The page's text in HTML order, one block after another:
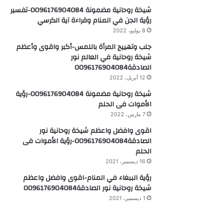
شيخة روحانية مضمونة 0096176904084-تفسير
رؤية الجن في المنام وقراءة آية الكرسي
8 يوليو، 2022
جلب وتهييج المرأة باللمس-أكبر واقوى وأعظم
شيخة روحانية في العالم نور
الصادقة0096176904084
12 أبريل، 2022
شيخة روحانية مضمونة 0096176904084-رؤية
الأموات فى الحلم
7 مارس، 2022
اقوى وافضل واعظم شيخة روحانية نور
الصادقة0096176904084-رؤية الأموات فى
الحلم
16 ديسمبر، 2021
رؤية الببغاء في المنام-اقوى وافضل واعظم
شيخة روحانية نور الصادقة0096176904084
1 ديسمبر، 2021